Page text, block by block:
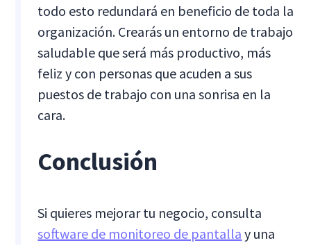
todo esto redundará en beneficio de toda la
organización. Crearás un entorno de trabajo
saludable que será más productivo, más
feliz y con personas que acuden a sus
puestos de trabajo con una sonrisa en la
cara.
Conclusión
Si quieres mejorar tu negocio, consulta
software de monitoreo de pantalla y una